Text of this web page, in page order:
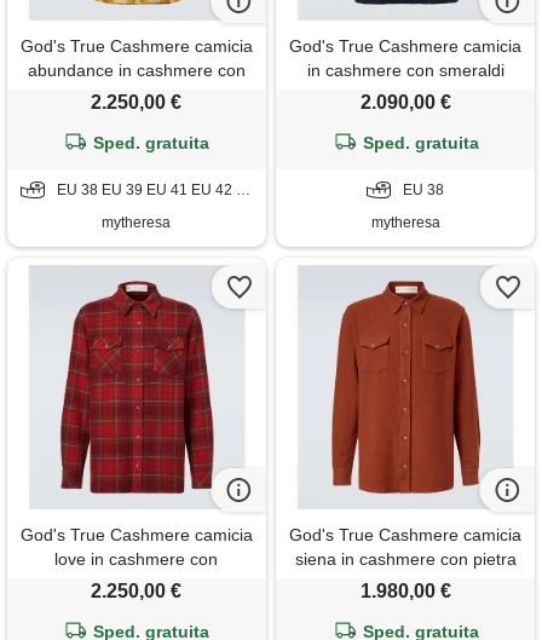
God's True Cashmere camicia
abundance in cashmere con
occhio di tigre
2.250,00 €
Sped. gratuita
EU 38 EU 39 EU 41 EU 42 EU 43
mytheresa
God's True Cashmere camicia
in cashmere con smeraldi
2.090,00 €
Sped. gratuita
EU 38
mytheresa
God's True Cashmere camicia
love in cashmere con
ametiste
2.250,00 €
Sped. gratuita
God's True Cashmere camicia
siena in cashmere con pietra
di luna
1.980,00 €
Sped. gratuita